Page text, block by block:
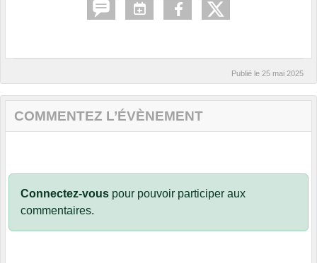
Publié le 25 mai 2025
COMMENTEZ L’ÉVÈNEMENT
Connectez-vous pour pouvoir participer aux
commentaires.